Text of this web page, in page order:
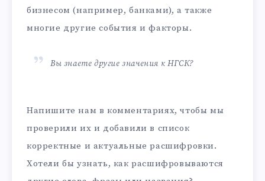
бизнесом (например, банками), а также
многие другие события и факторы.
Вы знаете другие значения к НГСК?
Напишите нам в комментариях, чтобы мы
проверили их и добавили в список
корректные и актуальные расшифровки.
Хотели бы узнать, как расшифровываются